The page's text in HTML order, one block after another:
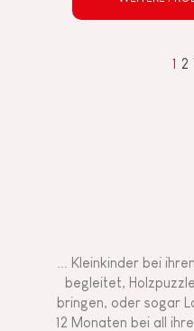
1 2
... Kleinkinder bei
begleitet,
bringen, oder sogar
12 Monaten bei all